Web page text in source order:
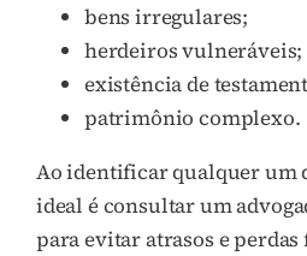
bens irregulares;
herdeiros vulneráveis;
existência de
patrimônio complexo.
Ao identificar qualquer um
ideal é consultar um
para evitar atrasos e